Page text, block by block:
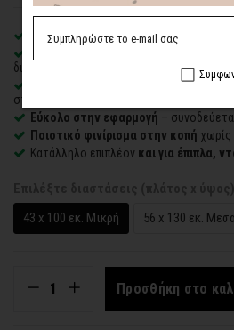
Premiumματ λευκό αυτοκόλλητο
με μελάνια
διαλύτες και οσμές
Αδιάβροχο, εύκαμπτο και λεπτό
–
στον τοίχο
Εύκολο στην εφαρμογή –
Ποιοτικό φινίρισμα στην κοπή χωρίς
Κατάλληλο επιπλέον και για έπιπλα,
43 x 100 εκ. Μικρή
56 x 130 εκ.
Προσθήκη στο